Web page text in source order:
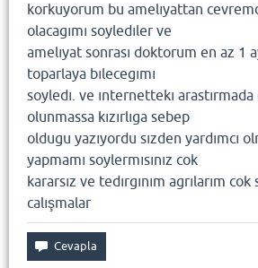
korkuyorum bu amelıyattan
olacagımı soyledıler ve
amelıyat sonrası doktorum en az 1
toparlaya bılecegımı
soyledı. ve ınternettekı
olunmassa kızırlıga sebep
oldugu yazıyordu sızden yardımcı
yapmamı soylermısınız cok
kararsız ve tedırgınım agrılarım cok
calışmalar